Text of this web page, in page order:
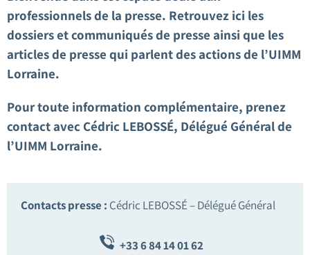
professionnels de la presse. Retrouvez ici les
dossiers et communiqués de presse ainsi que les
articles de presse qui parlent des actions de l’UIMM
Lorraine.
Pour toute information complémentaire, prenez
contact avec Cédric LEBOSSÉ, Délégué Général de
l’UIMM Lorraine.
Contacts presse : Cédric LEBOSSÉ – Délégué Général
+336 84 14 01 62